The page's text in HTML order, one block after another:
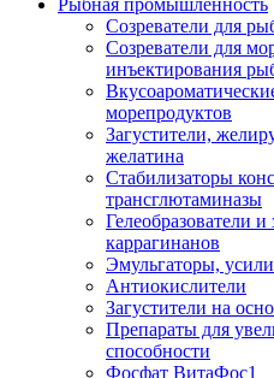
Рыбная промышленность
Созреватели для
Созреватели для
инъектирования
морепродуктов
Загустители,
желатина
Стабилизаторы
трансглютаминазы
Гелеобразователи и
каррагинанов
Эмульгаторы,
Антиокислители
Загустители на
Препараты для
способности
Фосфат ВитаФос1